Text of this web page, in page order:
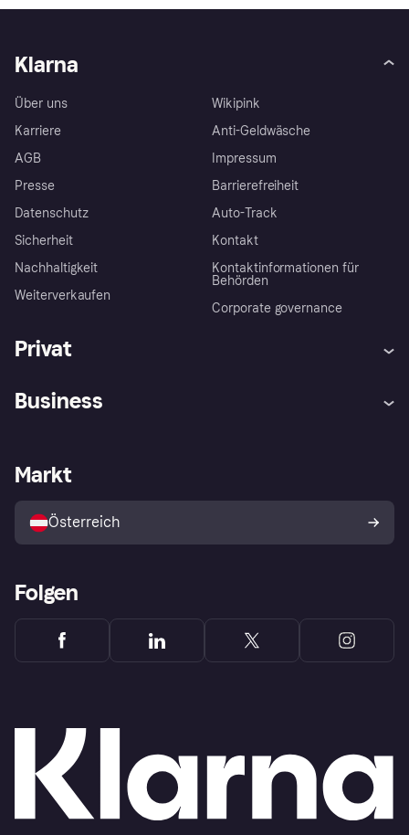
Klarna
Über uns
Karriere
AGB
Presse
Datenschutz
Sicherheit
Nachhaltigkeit
Weiterverkaufen
Wikipink
Anti-Geldwäsche
Impressum
Barrierefreiheit
Auto-Track
Kontakt
Kontaktinformationen für
Behörden
Corporate governance
Privat
Shops entdecken
Business
Händlerportal
Markt
Österreich
Folgen